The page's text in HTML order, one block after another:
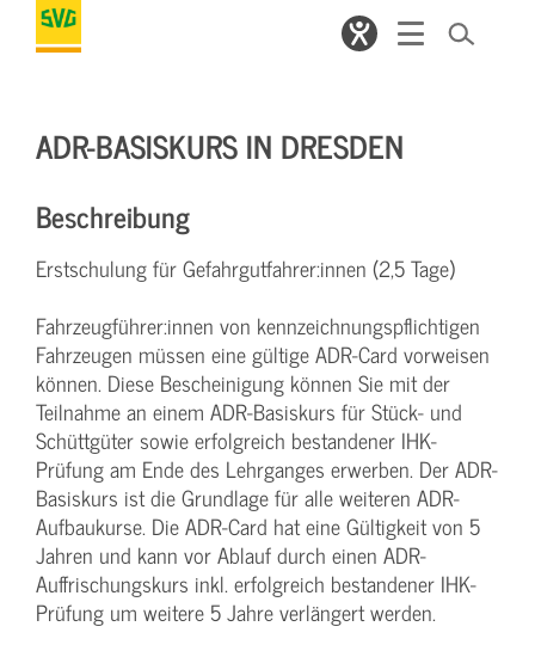
ADR-BASISKURS IN DRESDEN
Beschreibung
Erstschulung für Gefahrgutfahrer:innen (2,5 Tage)
Fahrzeugführer:innen von kennzeichnungspflichtigen
Fahrzeugen müssen eine gültige ADR-Card vorweisen
können. Diese Bescheinigung können Sie mit der
Teilnahme an einem ADR-Basiskurs für Stück- und
Schüttgüter sowie erfolgreich bestandener IHK-
Prüfung am Ende des Lehrganges erwerben. Der ADR-
Basiskurs ist die Grundlage für alle weiteren ADR-
Aufbaukurse. Die ADR-Card hat eine Gültigkeit von 5
Jahren und kann vor Ablauf durch einen ADR-
Auffrischungskurs inkl. erfolgreich bestandener IHK-
Prüfung um weitere 5 Jahre verlängert werden.